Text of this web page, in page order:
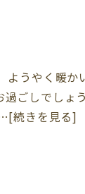
ようやく暖か
過ごしでし
続きを見る]